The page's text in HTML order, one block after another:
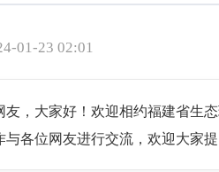
01-23 02:01
友，大家好！欢迎相约福建省生
与各位网友进行交流，欢迎大家提